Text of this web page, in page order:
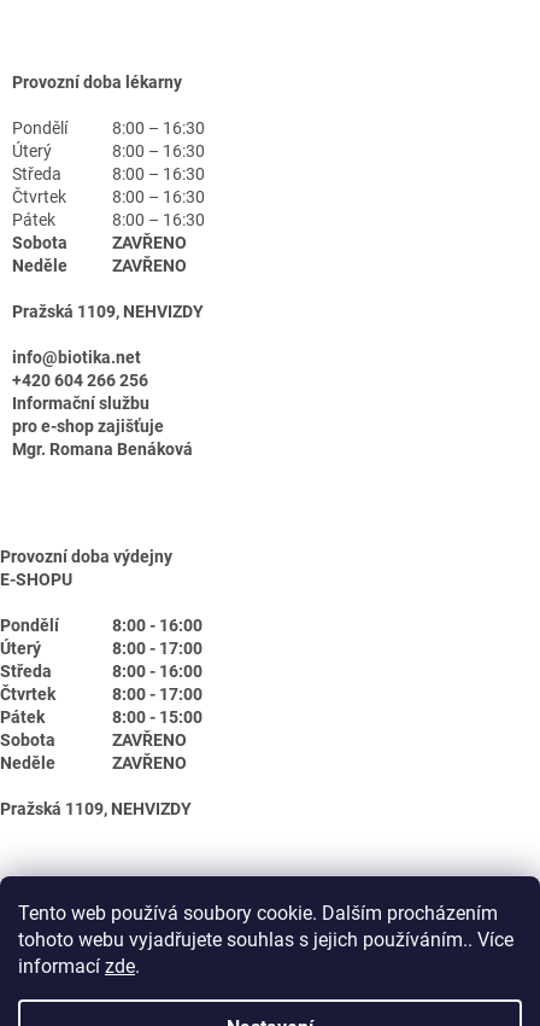
Tento web používá soubory cookie. Dalším procházením
tohoto webu vyjadřujete souhlas s jejich používáním.. Více
informací zde.
Provozní doba lékarny
Pondělí
8:00 – 16:30
Úterý
8:00 – 16:30
Středa
8:00 – 16:30
Čtvrtek
8:00 – 16:30
Pátek
8:00 – 16:30
Sobota
ZAVŘENO
Neděle
ZAVŘENO
Pražská 1109, NEHVIZDY
info@biotika.net
+420 604 266 256
Informační službu
pro e-shop zajišťuje
Mgr. Romana Benáková
Provozní doba výdejny
E-SHOPU
Pondělí
8:00 - 16:00
Úterý
8:00 - 17:00
Středa
8:00 - 16:00
Čtvrtek
8:00 - 17:00
Pátek
8:00 - 15:00
Sobota
ZAVŘENO
Neděle
ZAVŘENO
Pražská 1109, NEHVIZDY